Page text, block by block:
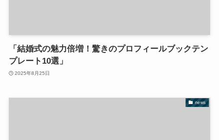
「結婚式の魅力倍増！驚きのプロフィールブックテン
プレート10選」
2025年8月25日
news